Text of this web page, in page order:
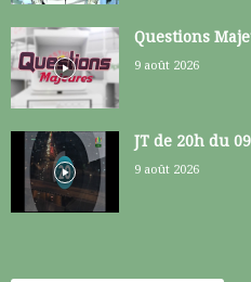
Questions
9 août 2026
JT de 20h du
9 août 2026